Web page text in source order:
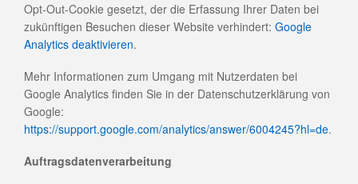
Opt-Out-Cookie gesetzt, der die Erfassung Ihrer Daten bei
zukünftigen Besuchen dieser Website verhindert: Google
Analytics deaktivieren.
Mehr Informationen zum Umgang mit Nutzerdaten bei
Google Analytics finden Sie in der Datenschutzerklärung von
Google:
https://support.google.com/analytics/answer/6004245?hl=de.
Auftragsdatenverarbeitung